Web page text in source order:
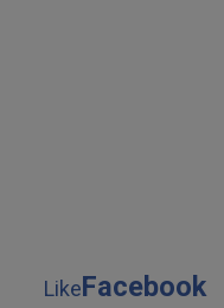
LikeFacebook